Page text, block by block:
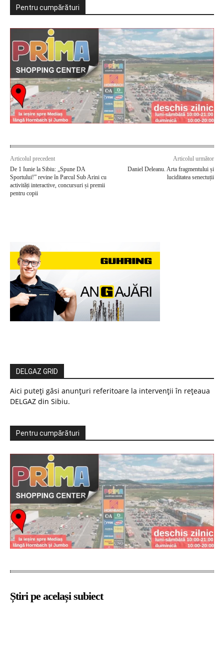
Pentru cumpărături
Articolul precedent
De 1 Iunie la Sibiu: „Spune DA
Sportului!” revine în Parcul Sub Arini cu
activități interactive, concursuri și premii
pentru copii
Articolul următor
Daniel Deleanu. Arta fragmentului și
luciditatea senectuții
DELGAZ GRID
Aici puteți găsi anunțuri referitoare la intervenții în rețeaua
DELGAZ din Sibiu.
Pentru cumpărături
Știri pe același subiect